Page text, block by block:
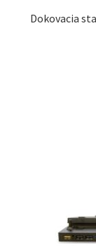
Dokovacia